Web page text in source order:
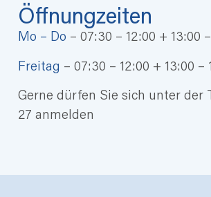
Öffnungzeiten
Mo – Do – 07:30 – 12:00 + 13:00
Freitag – 07:30 – 12:00 + 13:00 –
Gerne dürfen Sie sich unter der
27 anmelden